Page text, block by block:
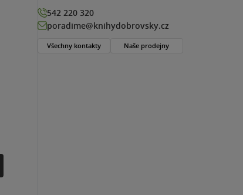
542 220 320
poradime@knihydobrovsky.cz
Všechny kontakty Naše prodejny